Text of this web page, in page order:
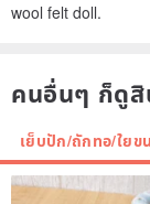
wool felt doll.
คนอื่นๆ ก็ดูสิ
เย็บปัก/ถักทอ/ใยข